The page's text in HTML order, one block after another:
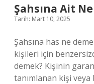
Şahsına Ait
Tarih: Mart 10, 2025
Şahsına has ne
kişileri için
demek? Kişinin
tanımlanan kişi